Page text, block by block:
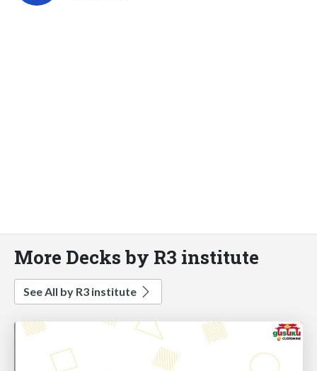
More Decks by R3 institute
See All by R3 institute